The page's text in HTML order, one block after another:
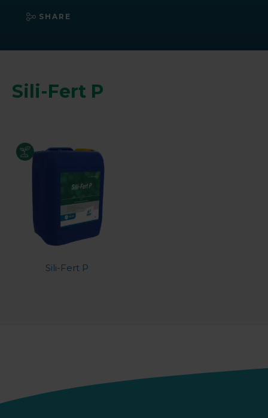
SHARE
Sili-Fert P
Sili-Fert P